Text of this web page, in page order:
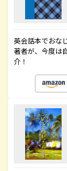
英会話本でおな
著者が、今度は
介！